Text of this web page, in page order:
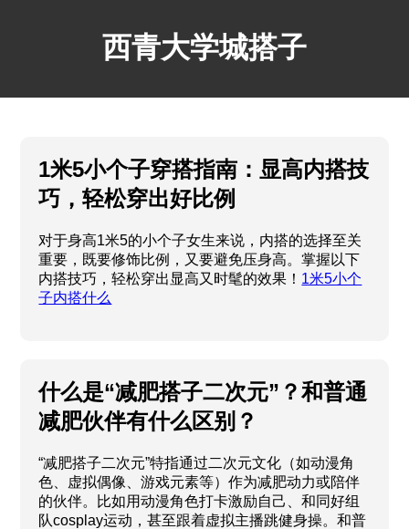
西青大学城搭子
1米5小个子穿搭指南：显高内搭技
巧，轻松穿出好比例
对于身高1米5的小个子女生来说，内搭的选择至关
重要，既要修饰比例，又要避免压身高。掌握以下
内搭技巧，轻松穿出显高又时髦的效果！ 1米5小个
子内搭什么
什么是“减肥搭子二次元”？和普通
减肥伙伴有什么区别？
“减肥搭子二次元”特指通过二次元文化（如动漫角
色、虚拟偶像、游戏元素等）作为减肥动力或陪伴
的伙伴。比如用动漫角色打卡激励自己、和同好组
队cosplay运动，甚至跟着虚拟主播跳健身操。和普